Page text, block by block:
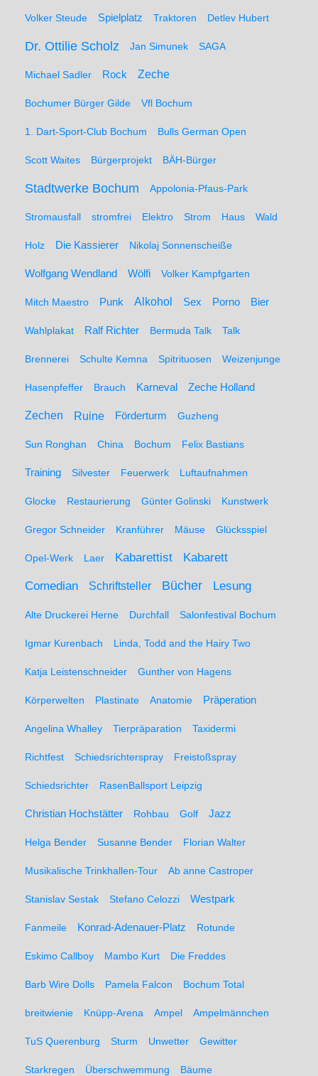
Volker Steude Spielplatz Traktoren Detlev Hubert
Dr. Ottilie Scholz Jan Simunek SAGA
Michael Sadler Rock Zeche
Bochumer Bürger Gilde Vfl Bochum
1. Dart-Sport-Club Bochum Bulls German Open
Scott Waites Bürgerprojekt BÄH-Bürger
Stadtwerke Bochum Appolonia-Pfaus-Park
Stromausfall stromfrei Elektro Strom Haus Wald
Holz Die Kassierer Nikolaj Sonnenscheiße
Wolfgang Wendland Wölfi Volker Kampfgarten
Mitch Maestro Punk Alkohol Sex Porno Bier
Wahlplakat Ralf Richter Bermuda Talk Talk
Brennerei Schulte Kemna Spitrituosen Weizenjunge
Hasenpfeffer Brauch Karneval Zeche Holland
Zechen Ruine Förderturm Guzheng
Sun Ronghan China Bochum Felix Bastians
Training Silvester Feuerwerk Luftaufnahmen
Glocke Restaurierung Günter Golinski Kunstwerk
Gregor Schneider Kranführer Mäuse Glücksspiel
Opel-Werk Laer Kabarettist
Kabarett
Comedian
Schriftsteller Bücher Lesung
Alte Druckerei Herne Durchfall Salonfestival Bochum
Igmar Kurenbach Linda, Todd and the Hairy Two
Katja Leistenschneider Gunther von Hagens
Körperwelten Plastinate Anatomie Präperation
Angelina Whalley Tierpräparation Taxidermi
Richtfest Schiedsrichterspray Freistoßspray
Schiedsrichter RasenBallsport Leipzig
Christian Hochstätter Rohbau Golf Jazz
Helga Bender Susanne Bender Florian Walter
Musikalische Trinkhallen-Tour Ab anne Castroper
Stanislav Sestak Stefano Celozzi Westpark
Fanmeile Konrad-Adenauer-Platz Rotunde
Eskimo Callboy Mambo Kurt Die Freddes
Barb Wire Dolls Pamela Falcon Bochum Total
breitwienie Knüpp-Arena Ampel Ampelmännchen
TuS Querenburg Sturm Unwetter Gewitter
Starkregen Überschwemmung Bäume